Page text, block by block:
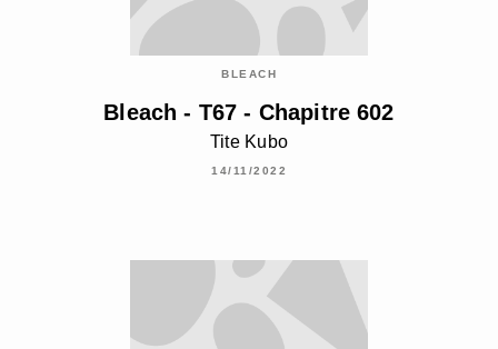
BLEACH
Bleach - T67 - Chapitre 602
Tite Kubo
14/11/2022